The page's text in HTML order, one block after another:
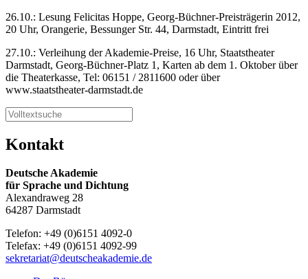
26.10.: Lesung Felicitas Hoppe, Georg-Büchner-Preisträgerin 2012,
20 Uhr, Orangerie, Bessunger Str. 44, Darmstadt, Eintritt frei
27.10.: Verleihung der Akademie-Preise, 16 Uhr, Staatstheater
Darmstadt, Georg-Büchner-Platz 1, Karten ab dem 1. Oktober über
die Theaterkasse, Tel: 06151 / 2811600 oder über
www.staatstheater-darmstadt.de
Kontakt
Deutsche Akademie
für Sprache und Dichtung
Alexandraweg 28
64287 Darmstadt
Telefon: +49 (0)6151 4092-0
Telefax: +49 (0)6151 4092-99
sekretariat@deutscheakademie.de